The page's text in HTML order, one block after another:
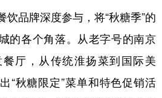
品牌深度参与，将“秋糖季”的
的各个角落。从老字号的南京
厅，从传统淮扬菜到国际美
“秋糖限定”菜单和特色促销活